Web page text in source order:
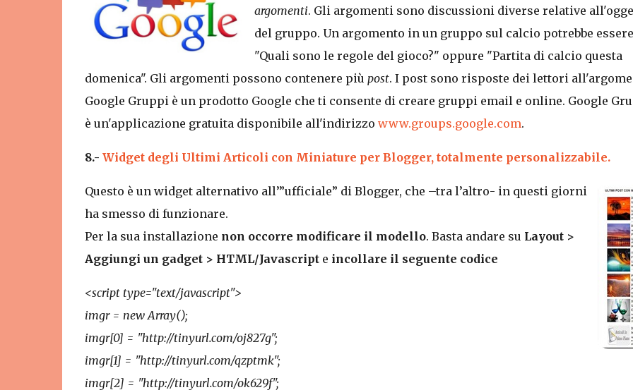
argomenti. Gli argomenti sono discussioni diverse relative
del gruppo. Un argomento in un gruppo sul calcio potrebbe essere
"Quali sono le regole del gioco?" oppure "Partita di calcio questa
domenica". Gli argomenti possono contenere più post. I post sono risposte dei lettori
Google Gruppi è un prodotto Google che ti consente di creare gruppi email e online. Google
è un'applicazione gratuita disponibile all'indirizzo www.groups.google.com.
8.- Widget degli Ultimi Articoli con Miniature per Blogger, totalmente personalizzabile.
Questo è un widget alternativo all’”ufficiale” di Blogger, che –tra l’altro- in questi giorni
ha smesso di funzionare.
Per la sua installazione non occorre modificare il modello. Basta andare su Layout >
Aggiungi un gadget > HTML/Javascripte incollare il seguente codice
<script type="text/javascript">
imgr = new Array();
imgr[0] = "http://tinyurl.com/oj827g";
imgr[1] = "http://tinyurl.com/qzptmk";
imgr[2] = "http://tinyurl.com/ok629f";